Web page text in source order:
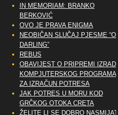
IN MEMORIAM: BRANKO
BERKOVIĆ
OVO JE PRAVA ENIGMA
NEOBIČAN SLUČAJ PJESME “OH
DARLING”
REBUS
OBAVIJEST O PRIPREMI IZRADE
KOMPJUTERSKOG PROGRAMA
ZA IZRAČUN POTRESA
JAK POTRES U MORU KOD
GRČKOG OTOKA CRETA
ŽELITE LI SE DOBRO NASMIJATI